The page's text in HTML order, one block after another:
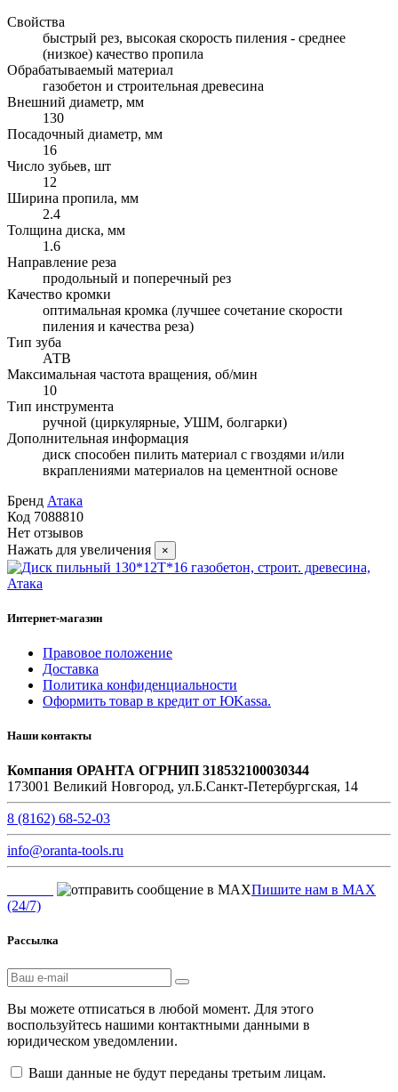
Свойства
быстрый рез, высокая скорость пиления - среднее
(низкое) качество пропила
Обрабатываемый материал
газобетон и строительная древесина
Внешний диаметр, мм
130
Посадочный диаметр, мм
16
Число зубьев, шт
12
Ширина пропила, мм
2.4
Толщина диска, мм
1.6
Направление реза
продольный и поперечный рез
Качество кромки
оптимальная кромка (лучшее сочетание скорости
пиления и качества реза)
Тип зуба
АТВ
Максимальная частота вращения, об/мин
10
Тип инструмента
ручной (циркулярные, УШМ, болгарки)
Дополнительная информация
диск способен пилить материал с гвоздями и/или
вкраплениями материалов на цементной основе
Бренд Атака
Код 7088810
Нет отзывов
Нажать для увеличения
×
Интернет-магазин
Правовое положение
Доставка
Политика конфиденциальности
Оформить товар в кредит от ЮKassa.
Наши контакты
Компания ОРАНТА ОГРНИП 318532100030344
173001 Великий Новгород, ул.Б.Санкт-Петербургская, 14
8 (8162) 68-52-03
info@oranta-tools.ru
Пишите нам в MAX
(24/7)
Рассылка
Вы можете отписаться в любой момент. Для этого
воспользуйтесь нашими контактными данными в
юридическом уведомлении.
Ваши данные не будут переданы третьим лицам.